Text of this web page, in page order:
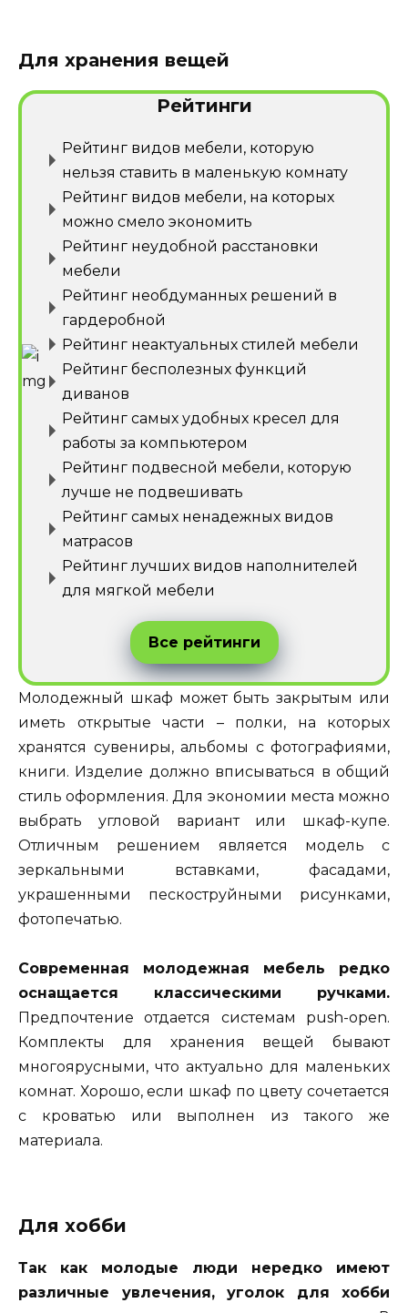
Для хранения вещей
Рейтинги
Рейтинг видов мебели, которую
нельзя ставить в маленькую комнату
Рейтинг видов мебели, на которых
можно смело экономить
Рейтинг неудобной расстановки
мебели
Рейтинг необдуманных решений в
гардеробной
Рейтинг неактуальных стилей мебели
Рейтинг бесполезных функций
диванов
Рейтинг самых удобных кресел для
работы за компьютером
Рейтинг подвесной мебели, которую
лучше не подвешивать
Рейтинг самых ненадежных видов
матрасов
Рейтинг лучших видов наполнителей
для мягкой мебели
Все рейтинги
Молодежный шкаф может быть закрытым или
иметь открытые части – полки, на которых
хранятся сувениры, альбомы с фотографиями,
книги. Изделие должно вписываться в общий
стиль оформления. Для экономии места можно
выбрать угловой вариант или шкаф-купе.
Отличным решением является модель с
зеркальными вставками, фасадами,
украшенными пескоструйными рисунками,
фотопечатью.
Современная молодежная мебель редко
оснащается классическими ручками.
Предпочтение отдается системам push-open.
Комплекты для хранения вещей бывают
многоярусными, что актуально для маленьких
комнат. Хорошо, если шкаф по цвету сочетается
с кроватью или выполнен из такого же
материала.
Для хобби
Так как молодые люди нередко имеют
различные увлечения, уголок для хобби